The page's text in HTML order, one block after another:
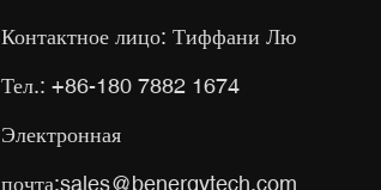
Контактное лицо: Тиффани Лю
Тел.: +86-180 7882 1674
Электронная
почта:sales@benergytech.com